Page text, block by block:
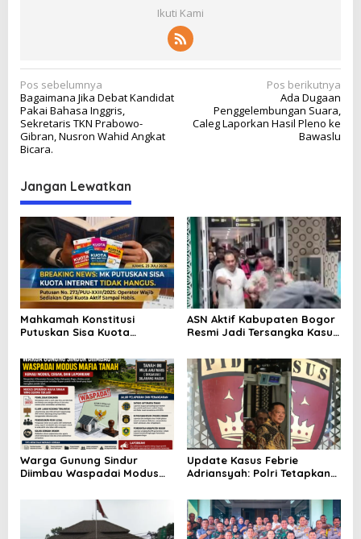
Ikuti Kami
N
a
v
i
g
a
s
i
p
o
s
Pos sebelumnya
Bagaimana Jika Debat Kandidat
Pakai Bahasa Inggris,
Sekretaris TKN Prabowo-
Gibran, Nusron Wahid Angkat
Bicara.
Pos berikutnya
Ada Dugaan
Penggelembungan Suara,
Caleg Laporkan Hasil Pleno ke
Bawaslu
Jangan Lewatkan
Mahkamah Konstitusi
Putuskan Sisa Kuota
Kemenangan Besar Hak
Konsumen Indonesia
ASN Aktif Kabupaten Bogor
Resmi Jadi Tersangka Kasus
Dugaan Permainan Tender
Kembali Jadi Sorotan
Warga Gunung Sindur
Diimbau Waspadai Modus
Langkah Pencegahan dan
Jalur Pelaporan
Update Kasus Febrie
Adriansyah: Polri Tetapkan
Tegaskan Hormati Proses
Hukum